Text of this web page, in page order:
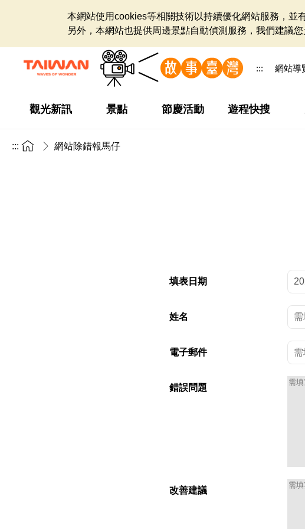
本網站使用cookies等相關技術以持續優化網站服務，並
另外，本網站也提供周邊景點自動偵測服務，我們建議
::: 網站導
觀光新訊 景點 節慶活動 遊程快搜
::: 網站除錯報馬仔
填表日期
姓名
電子郵件
錯誤問題
改善建議